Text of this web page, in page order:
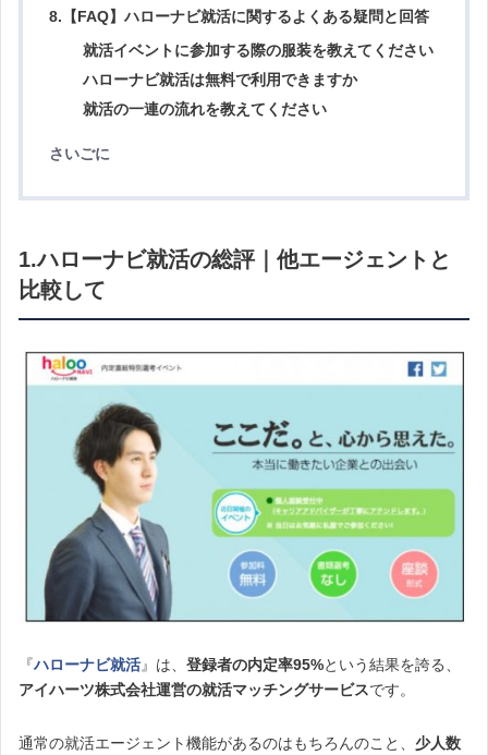
8.【FAQ】ハローナビ就活に関するよくある疑問と回答
就活イベントに参加する際の服装を教えてください
ハローナビ就活は無料で利用できますか
就活の一連の流れを教えてください
さいごに
1.ハローナビ就活の総評｜他エージェントと
比較して
『ハローナビ就活』は、 登録者の内定率95%という結果を誇る、
アイハーツ株式会社運営の就活マッチングサービスです。
通常の就活エージェント機能があるのはもちろんのこと、 少人数